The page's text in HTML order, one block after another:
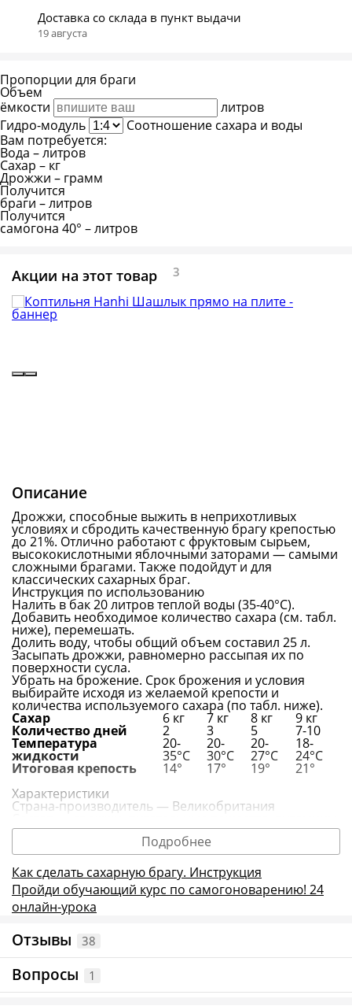
Доставка со склада в пункт выдачи
19 августа
Пропорции для браги
Объем
ёмкости
литров
Гидро-модуль
Соотношение сахара и воды
Вам потребуется:
Вода –литров
Сахар – кг
Дрожжи – грамм
Получится
браги –литров
Получится
самогона 40° –литров
Акции на этот товар 3
Описание
Дрожжи, способные выжить в неприхотливых
условиях и сбродить качественную брагу крепостью
до 21%. Отлично работают с фруктовым сырьем,
высококислотными яблочными заторами — самыми
сложными брагами. Также подойдут и для
классических сахарных браг.
Инструкция по использованию
Налить в бак 20 литров теплой воды (35-40°С).
Добавить необходимое количество сахара (см. табл.
ниже), перемешать.
Долить воду, чтобы общий объем составил 25 л.
Засыпать дрожжи, равномерно рассыпая их по
поверхности сусла.
Убрать на брожение. Срок брожения и условия
выбирайте исходя из желаемой крепости и
количества используемого сахара (по табл. ниже).
Сахар 6 кг 7 кг 8 кг 9 кг
Количество дней 2 3 5 7-10
Температура
жидкости
20-
35°С
20-
30°С
20-
27°С
18-
24°С
Итоговая крепость 14° 17° 19°
21°
Характеристики
Страна-производитель — Великобритания
и микроэлементы
Срок сбраживания — 2-7 дней
Максимальная крепость — 18°
Вес — 140 г
Без ГМО
Плюсы дрожжей PURIFERM Москва
Способны качественно сбродить любое сырье
Высокая крепость готовой браги — до 21°
Не требуют подкормки
Не нуждаются в разбраживании
Информация о технических характеристиках, комплектации и
внешнем виде товара основывается на последних доступных
Подробнее
Как сделать сахарную брагу. Инструкция
Пройди обучающий курс по самогоноварению! 24
онлайн-урока
Отзывы 38
Вопросы 1